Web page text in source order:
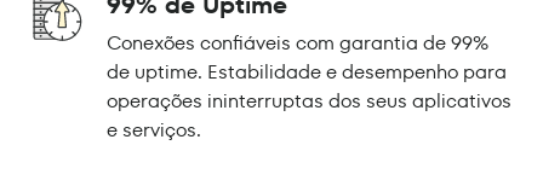
Conexões confiáveis com garantia de 99%
de uptime. Estabilidade e desempenho para
operações ininterruptas dos seus aplicativos
e serviços.